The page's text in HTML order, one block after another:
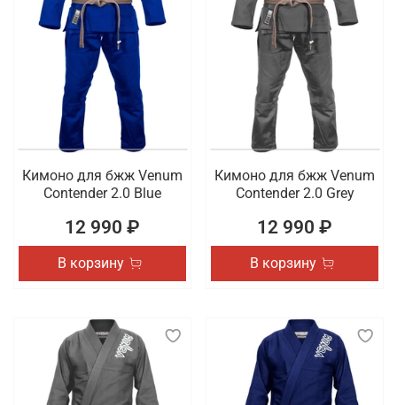
Кимоно для бжж Venum
Contender 2.0 Blue
12 990 ₽
В корзину
Кимоно для бжж Venum
Contender 2.0 Grey
12 990 ₽
В корзину